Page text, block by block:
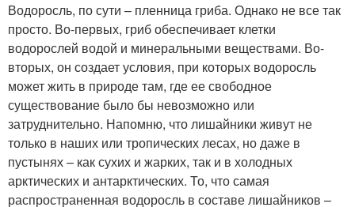
Водоросль, по сути – пленница гриба. Однако не все так
просто. Во-первых, гриб обеспечивает клетки
водорослей водой и минеральными веществами. Во-
вторых, он создает условия, при которых водоросль
может жить в природе там, где ее свободное
существование было бы невозможно или
затруднительно. Напомню, что лишайники живут не
только в наших или тропических лесах, но даже в
пустынях – как сухих и жарких, так и в холодных
арктических и антарктических. То, что самая
распространенная водоросль в составе лишайников –